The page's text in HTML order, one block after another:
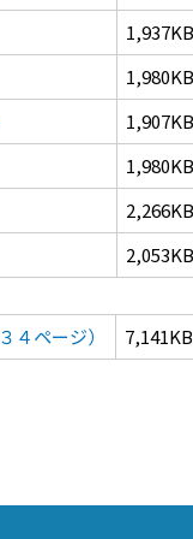
1,937KB
1,980KB
1,907KB
1,980KB
2,266KB
2,053KB
４ページ） 7,141KB